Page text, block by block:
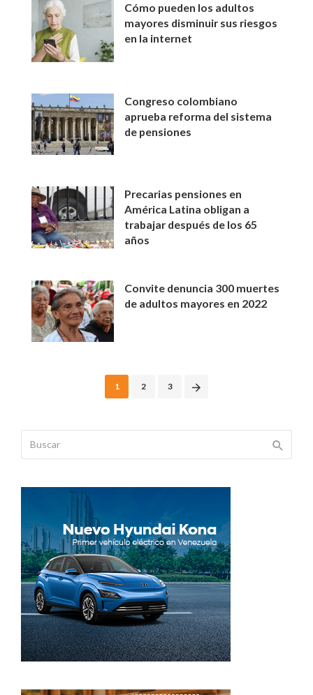
Cómo pueden los adultos
mayores disminuir sus riesgos
en la internet
Congreso colombiano
aprueba reforma del sistema
de pensiones
Precarias pensiones en
América Latina obligan a
trabajar después de los 65
años
Convite denuncia 300 muertes
de adultos mayores en 2022
1 2 3